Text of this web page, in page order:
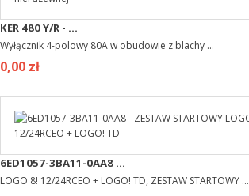
KER 480 Y/R - ...
Wyłącznik 4-polowy 80A w obudowie z blachy ...
0,00 zł
6ED1057-3BA11-0AA8 ...
LOGO 8! 12/24RCEO + LOGO! TD, ZESTAW STARTOWY ...